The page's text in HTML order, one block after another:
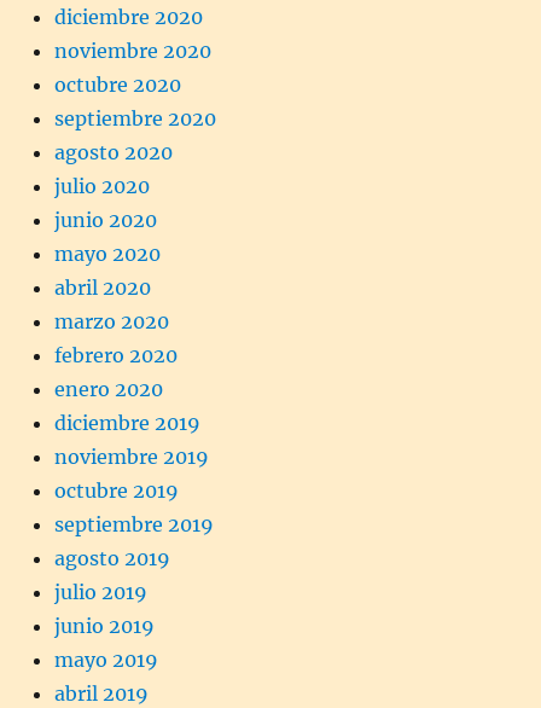
diciembre 2020
noviembre 2020
octubre 2020
septiembre 2020
agosto 2020
julio 2020
junio 2020
mayo 2020
abril 2020
marzo 2020
febrero 2020
enero 2020
diciembre 2019
noviembre 2019
octubre 2019
septiembre 2019
agosto 2019
julio 2019
junio 2019
mayo 2019
abril 2019